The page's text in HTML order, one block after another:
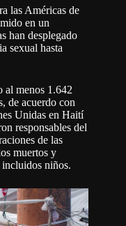
las Américas de
en un
han desplegado
sexual hasta
al menos 1.642
de acuerdo con
Unidas en Haití
responsables del
de las
muertos y
incluidos niños.